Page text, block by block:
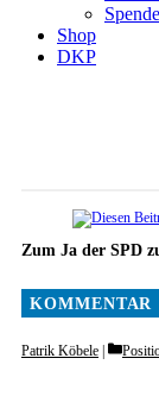
Shop
DKP
Zum Ja der SPD
Patrik Köbele